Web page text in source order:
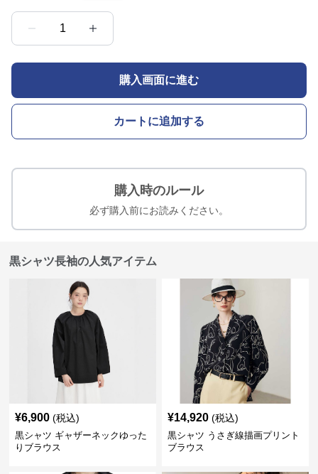
1
購入画面に進む
カートに追加する
購入時のルール
必ず購入前にお読みください。
黒シャツ長袖の人気アイテム
¥6,900 (税込)
黒シャツ ギャザーネックゆった
りブラウス
¥14,920 (税込)
黒シャツ うさぎ線描画プリント
ブラウス